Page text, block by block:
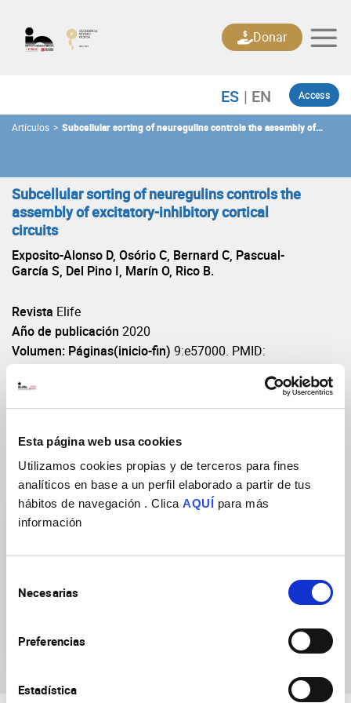
Esta página web usa cookies
Utilizamos cookies propias y de terceros para fines
analíticos en base a un perfil elaborado a partir de tus
hábitos de navegación . Clica AQUÍ para más
información
Necesarias
Preferencias
Estadística
content
Access
Donar
Artículos > Subcellular sorting of neuregulins controls the assembly of
Subcellular sorting of neuregulins controls the
assembly of excitatory-inhibitory cortical
circuits
Exposito-Alonso D, Osório C, Bernard C, Pascual-
García S, Del Pino I, Marín O, Rico B.
Revista Elife
Año de publicación 2020
Volumen: Páginas(inicio-fin) 9:e57000. PMID:
DOIhttps://doi.org/10.7554/eLife.57000
Grupos de Investigación
neurodesarrollo